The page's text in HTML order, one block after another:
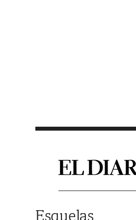
Esquelas